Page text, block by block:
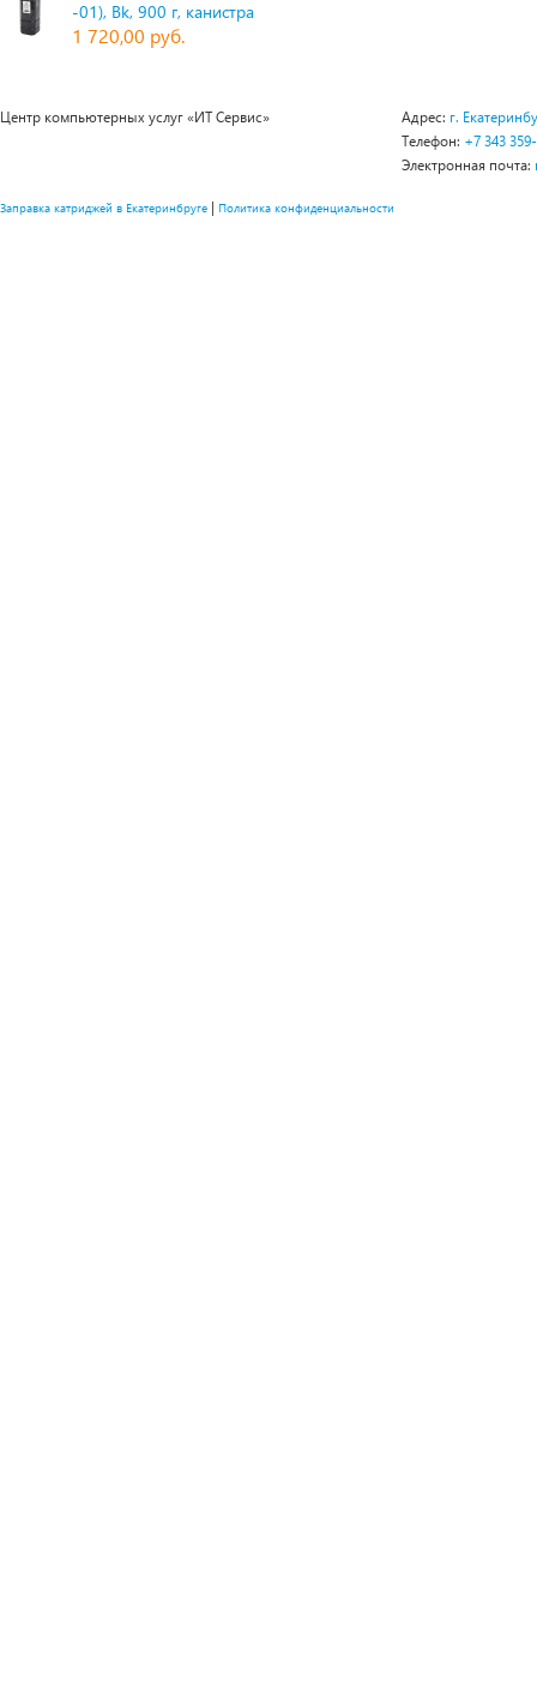
-01), Bk, 900 г, канистра
1 720,00 руб.
Центр компьютерных услуг «ИТ Сервис» Адрес: г.
Телефон: +7 343
Электронная почта:
Заправка катриджей в Екатеринбруге | Политика конфиденциальности